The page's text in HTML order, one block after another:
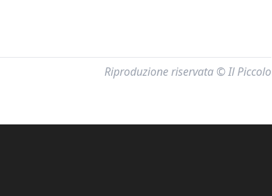
Riproduzione riservata © Il Piccolo